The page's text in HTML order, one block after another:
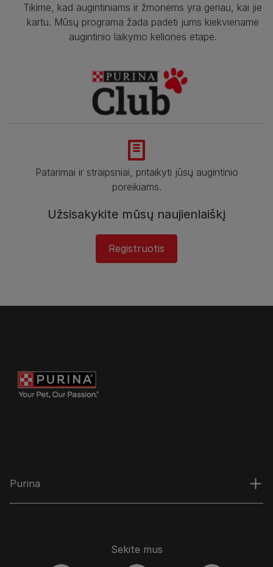
Tikime, kad augintiniams ir žmonėms yra geriau, kai jie
kartu. Mūsų programa žada padėti jums kiekviename
augintinio laikymo kelionės etape.
Patarimai ir straipsniai, pritaikyti jūsų augintinio
poreikiams.
Užsisakykite mūsų naujienlaiškį
Registruotis
Purina
Sekite mus